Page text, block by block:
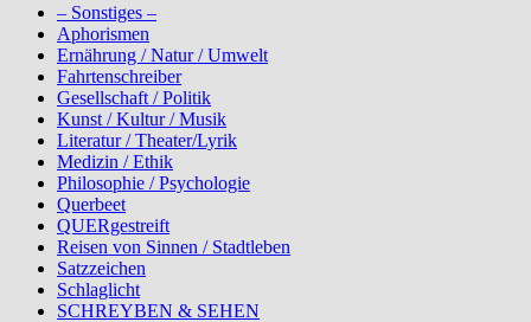
– Sonstiges –
Aphorismen
Ernährung / Natur / Umwelt
Fahrtenschreiber
Gesellschaft / Politik
Kunst / Kultur / Musik
Literatur / Theater/Lyrik
Medizin / Ethik
Philosophie / Psychologie
Querbeet
QUERgestreift
Reisen von Sinnen / Stadtleben
Satzzeichen
Schlaglicht
SCHREYBEN & SEHEN